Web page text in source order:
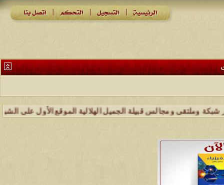
ومجالس قبيلة الجميل الهلالية الموقع الأول على الشبكة